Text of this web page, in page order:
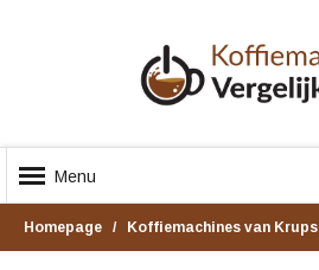
Menu
Homepage Koffiemachines van Krups